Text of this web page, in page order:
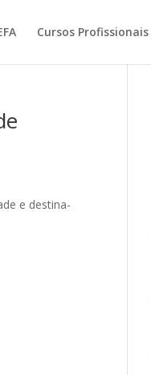
Cursos Profissionais
e destina-